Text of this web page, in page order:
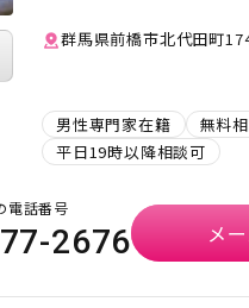
群馬県前橋市北代田町
男性専門家在籍 無料
平日19時以降相談可
電話番号
2676 メ